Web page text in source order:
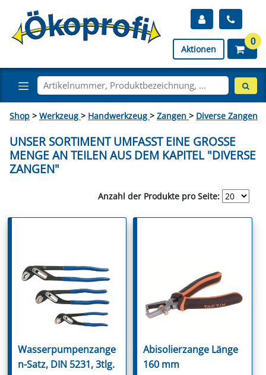
Aktionen
0
Shop > Werkzeug > Handwerkzeug > Zangen > Diverse Zangen
UNSER SORTIMENT UMFASST EINE GROSSE M
ENGE AN TEILEN AUS DEM KAPITEL "DIVERSE Z
ANGEN"
Anzahl der Produkte pro Seite:
Wasserpumpenzange
n-Satz, DIN 5231, 3tlg.
Abisolierzange Länge
160 mm